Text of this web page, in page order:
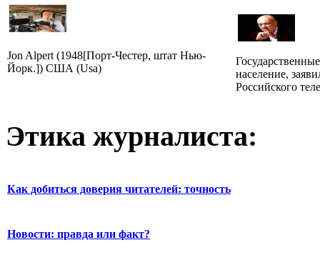
Jon Alpert (1948[Порт-Честер, штат Нью-
Йорк.]) США (Usa)
население,
Российского
Этика журналиста:
Как добиться доверия читателей: точность
Новости: правда или факт?